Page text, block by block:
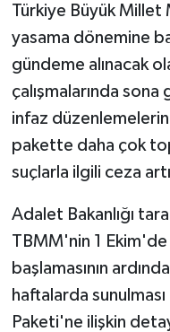
Türkiye Büyük Millet
yasama dönemine
gündeme alınacak
çalışmalarında
infaz
pakette daha çok
suçlarla ilgili ceza
Adalet Bakanlığı
TBMM'nin 1 Ekim'de
başlamasının
haftalarda
Paketi'ne ilişkin